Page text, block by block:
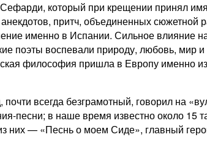
который при крещении принял
притч, объединенных сюжетной
именно в Испании. Сильное влияние
поэты воспевали природу, любовь, мир
философия пришла в Европу именно
всегда безграмотный, говорил на
песни; в наше время известно около 15
них — «Песнь о моем Сиде», главный